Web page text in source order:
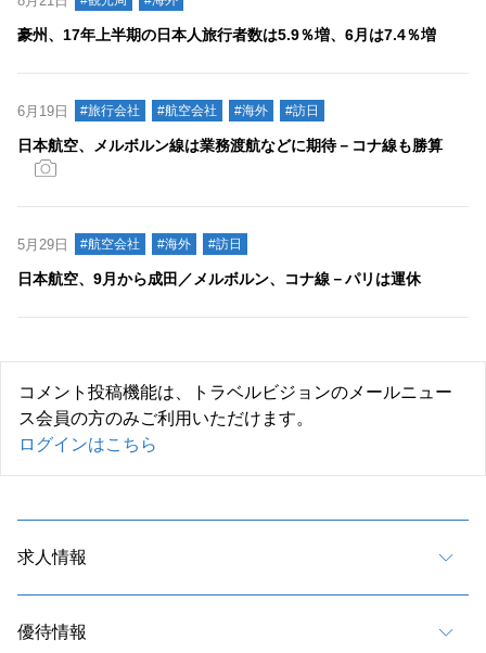
豪州、17年上半期の日本人旅行者数は5.9％増、6月は7.4％増
6月19日 #旅行会社 #航空会社 #海外 #訪日
日本航空、メルボルン線は業務渡航などに期待－コナ線も勝算
5月29日 #航空会社 #海外 #訪日
日本航空、9月から成田／メルボルン、コナ線－パリは運休
コメント投稿機能は、トラベルビジョンのメールニュー
ス会員の方のみご利用いただけます。
ログインはこちら
求人情報
優待情報